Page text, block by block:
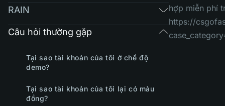
RAIN
Câu hỏi thường gặp
Tại sao tài khoản của tôi ở chế độ
demo?
Tại sao tài khoản của tôi lại có màu
đồng?
hợp miễn phí
https://